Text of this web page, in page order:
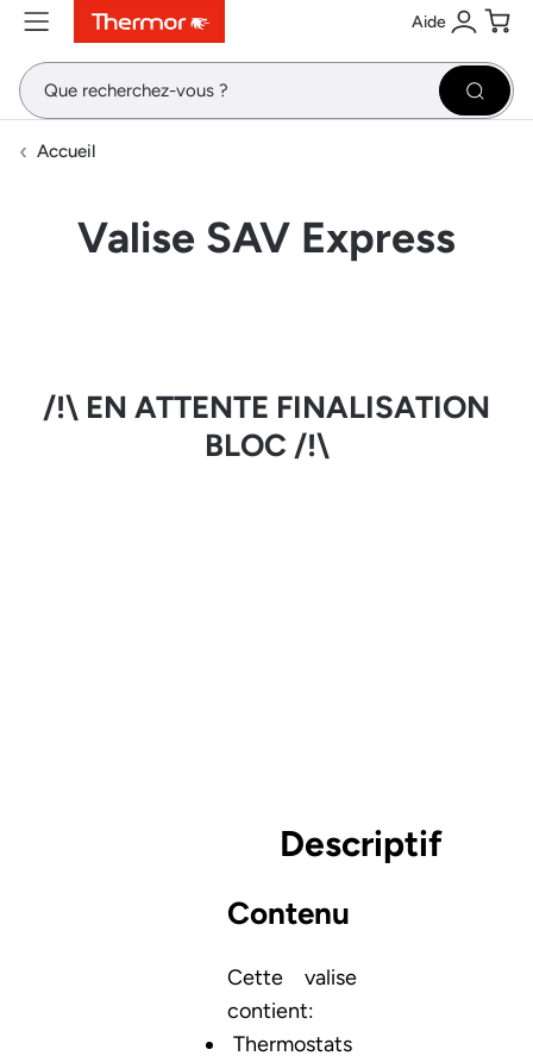
ContenuMenuRecherche Aide
Se
Accueil
Valise SAV Express
/!\ EN ATTENTE FINALISATION
BLOC /!\
Descriptif
Contenu
Cette valise
contient:
Thermostats